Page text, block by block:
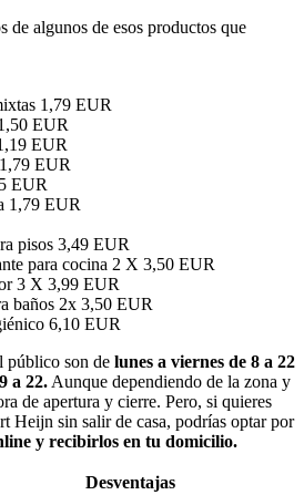
de algunos de esos productos que
1,79 EUR
EUR
EUR
EUR
EUR
1,79 EUR
pisos 3,49 EUR
para cocina 2 X 3,50 EUR
3 X 3,99 EUR
baños 2x 3,50 EUR
6,10 EUR
público son de lunes a viernes de 8 a 22
a 22. Aunque dependiendo de la zona y
de apertura y cierre. Pero, si quieres
Heijn sin salir de casa, podrías optar por
y recibirlos en tu domicilio.
Desventajas